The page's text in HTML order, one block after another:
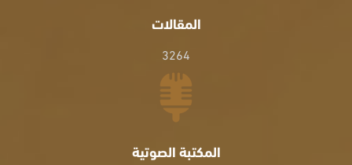
المقالات
3264
المكتبة الصوتية